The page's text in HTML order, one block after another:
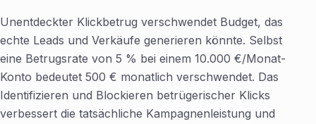
Unentdeckter Klickbetrug verschwendet Budget, das
echte Leads und Verkäufe generieren könnte. Selbst
eine Betrugsrate von 5 % bei einem 10.000 €/Monat-
Konto bedeutet 500 € monatlich verschwendet. Das
Identifizieren und Blockieren betrügerischer Klicks
verbessert die tatsächliche Kampagnenleistung und